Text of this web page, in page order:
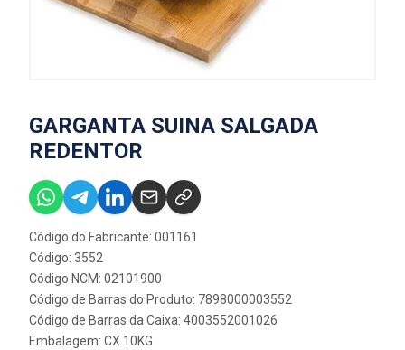
GARGANTA SUINA SALGADA
REDENTOR
Código do Fabricante: 001161
Código: 3552
Código NCM: 02101900
Código de Barras do Produto: 7898000003552
Código de Barras da Caixa: 4003552001026
Embalagem: CX 10KG